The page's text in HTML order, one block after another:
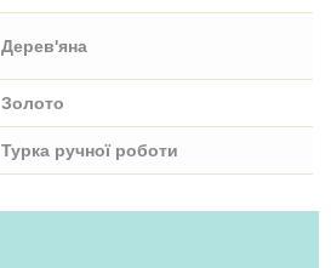
Дерев'яна
Золото
Турка ручної роботи